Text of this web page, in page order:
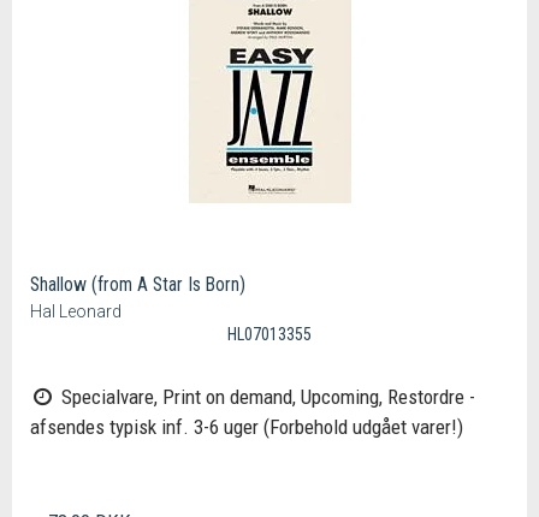
Shallow (from A Star Is Born)
Hal Leonard
HL07013355
Specialvare, Print on demand, Upcoming, Restordre -
afsendes typisk inf. 3-6 uger (Forbehold udgået varer!)